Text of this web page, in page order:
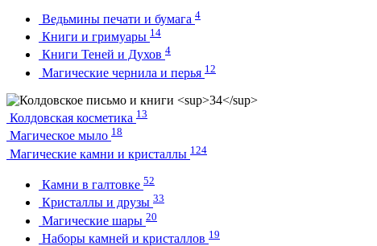
Ведьмины печати и бумага 4
Книги и гримуары 14
Книги Теней и Духов 4
Магические чернила и перья 12
Колдовская косметика 13
Магическое мыло 18
Магические камни и кристаллы 124
Камни в галтовке 52
Кристаллы и друзы 33
Магические шары 20
Наборы камней и кристаллов 19